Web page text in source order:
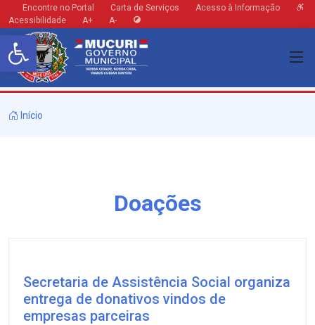
Barra de Ferramentas Aberta
Encontre no Portal Carta de Serviços
Acesso à Informação
Acessibilidade
A+ A-
Início
Doações
Secretaria de Assistência Social organiza
entrega de donativos vindos de
empresas parceiras